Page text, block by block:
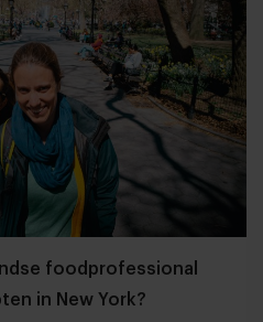
foodprofessional
in New York?